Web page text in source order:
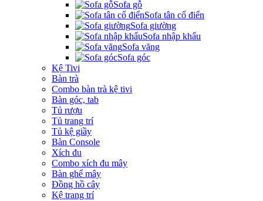
Sofa gỗ
Sofa tân cổ điển
Sofa giường
Sofa nhập khẩu
Sofa văng
Sofa góc
Kệ Tivi
Bàn trà
Combo bàn trà kệ tivi
Bàn góc, tab
Tủ rượu
Tủ trang trí
Tủ kệ giầy
Bàn Console
Xích đu
Combo xích đu mây
Bàn ghế mây
Đồng hồ cây
Kệ trang trí